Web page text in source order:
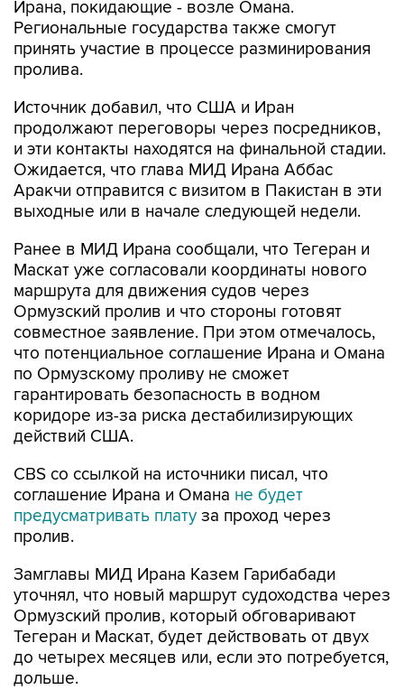
Ирана, покидающие - возле Омана.
Региональные государства также смогут
принять участие в процессе разминирования
пролива.
Источник добавил, что США и Иран
продолжают переговоры через посредников,
и эти контакты находятся на финальной стадии.
Ожидается, что глава МИД Ирана Аббас
Аракчи отправится с визитом в Пакистан в эти
выходные или в начале следующей недели.
Ранее в МИД Ирана сообщали, что Тегеран и
Маскат уже согласовали координаты нового
маршрута для движения судов через
Ормузский пролив и что стороны готовят
совместное заявление. При этом отмечалось,
что потенциальное соглашение Ирана и Омана
по Ормузскому проливу не сможет
гарантировать безопасность в водном
коридоре из-за риска дестабилизирующих
действий США.
CBS со ссылкой на источники писал, что
соглашение Ирана и Омана не будет
предусматривать плату за проход через
пролив.
Замглавы МИД Ирана Казем Гарибабади
уточнял, что новый маршрут судоходства через
Ормузский пролив, который обговаривают
Тегеран и Маскат, будет действовать от двух
до четырех месяцев или, если это потребуется,
дольше.